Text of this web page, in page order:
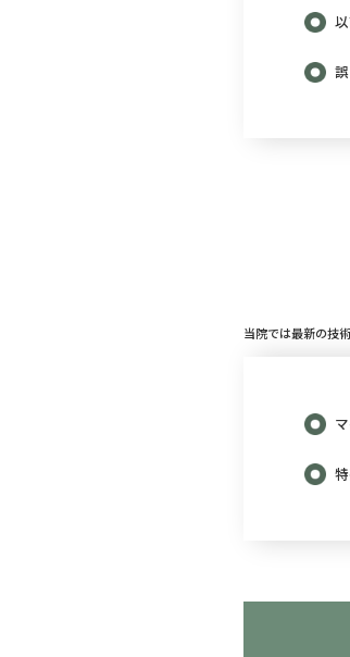
当院では最新の技